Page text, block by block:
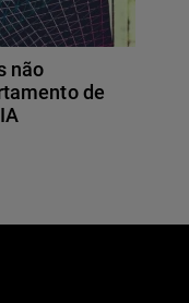
não
de